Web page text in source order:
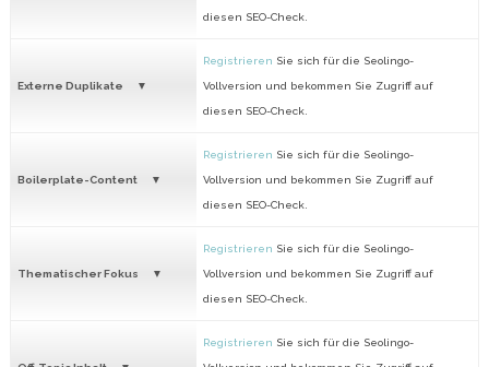
diesen SEO-Check.
Externe Duplikate
Registrieren Sie sich für die Seolingo-
Vollversion und bekommen Sie Zugriff auf
diesen SEO-Check.
Boilerplate-Content
Registrieren Sie sich für die Seolingo-
Vollversion und bekommen Sie Zugriff auf
diesen SEO-Check.
Thematischer Fokus
Registrieren Sie sich für die Seolingo-
Vollversion und bekommen Sie Zugriff auf
diesen SEO-Check.
Registrieren Sie sich für die Seolingo-